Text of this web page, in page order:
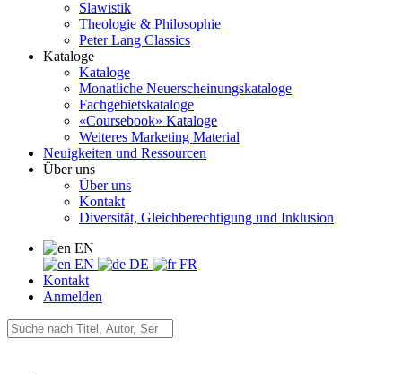
Slawistik
Theologie & Philosophie
Peter Lang Classics
Kataloge
Kataloge
Monatliche Neuerscheinungskataloge
Fachgebietskataloge
«Coursebook» Kataloge
Weiteres Marketing Material
Neuigkeiten und Ressourcen
Über uns
Über uns
Kontakt
Diversität, Gleichberechtigung und Inklusion
EN
EN
DE
FR
Kontakt
Anmelden